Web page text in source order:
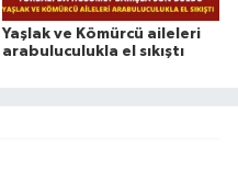
Yaşlak ve Kömürcü aileleri
arabuluculukla el sıkıştı